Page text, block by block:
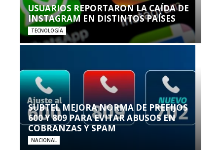
USUARIOS REPORTARON LA CAÍDA DE
INSTAGRAM EN DISTINTOS PAÍSES
TECNOLOGÍA
SUBTEL MEJORA NORMA DE PREFIJOS
600 Y 809 PARA EVITAR ABUSOS EN
COBRANZAS Y SPAM
NACIONAL